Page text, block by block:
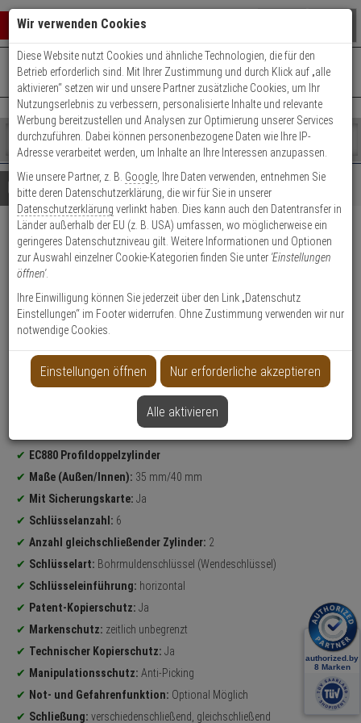
Warenkorb schließen
0 ARTIKEL IM WARENKORB
Ihr Warenkorb ist momentan leer.
Ergebnisse ()
Fertig
Shop
durchsuchen
Bitte
geben
Sie
mindestens
Zeichen
ein,
um
Suche
Es
wurde
noch
Kategorien
Suche
gestartet
+49 (0)821 899 493-0Mo. - Do.: 8:00 - 16:30 | Fr.: 8:00 - 14:00 Uhr
Kontaktservice nutzen
Details Beratung
2er Abus EC880 Profilzylinder
35/40 gl. - 6 Schl.
Produktmerkmale
Zylinder messen
EC880 Profildoppelzylinder
Maße (Außen/Innen): 35 mm/40 mm
Mit Sicherungskarte: Ja
Schlüsselanzahl: 6
Anzahl gleichschließender Zylinder: 2
Schlüsselart: Bohrmuldenschlüssel (Wendeschlüssel)
Schlüsseleinführung: horizontal
Patent-Kopierschutz: Ja
Markenschutz: zeitlich unbegrenzt
Technischer Kopierschutz: Ja
Manipulationsschutz: Anti-Picking
Not- und Gefahrenfunktion: Optional Möglich
Schließung: verschiedenschließend, gleichschließend
Wir verwenden Cookies
Diese Website nutzt Cookies und ähnliche Technologien, die für den
Betrieb erforderlich sind. Mit Ihrer Zustimmung und durch Klick auf „alle
aktivieren“ setzen wir und unsere Partner zusätzliche Cookies, um Ihr
Nutzungserlebnis zu verbessern, personalisierte Inhalte und relevante
Werbung bereitzustellen und Analysen zur Optimierung unserer Services
durchzuführen. Dabei können personenbezogene Daten wie Ihre IP-
Adresse verarbeitet werden, um Inhalte an Ihre Interessen anzupassen.
Wie unsere Partner, z. B. Google , Ihre Daten verwenden, entnehmen Sie
bitte deren Datenschutzerklärung, die wir für Sie in unserer
Datenschutzerklärung verlinkt haben. Dies kann auch den Datentransfer in
Länder außerhalb der EU (z. B. USA) umfassen, wo möglicherweise ein
geringeres Datenschutzniveau gilt. Weitere Informationen und Optionen
zur Auswahl einzelner Cookie-Kategorien finden Sie unter 'Einstellungen
öffnen'.
Ihre Einwilligung können Sie jederzeit über den Link „Datenschutz
Einstellungen“ im Footer widerrufen. Ohne Zustimmung verwenden wir nur
notwendige Cookies.
Einstellungen öffnen Nur erforderliche akzeptieren
Alle aktivieren